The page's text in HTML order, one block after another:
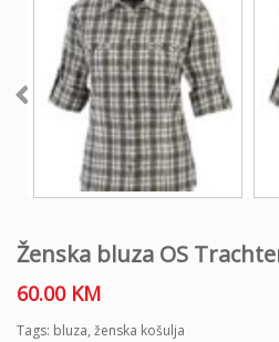
Ženska bluza OS
60.00 KM
Tags: bluza, ženska košulja